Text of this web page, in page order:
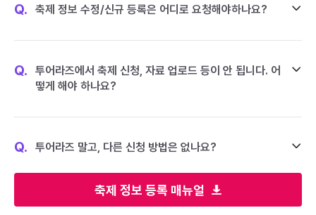
축제 정보 등록 매뉴얼
Q. 축제 정보 수정/신규 등록은 어디로 요청해야하나요?
Q.
투어라즈에서 축제 신청, 자료 업로드 등이 안 됩니다. 어
떻게 해야 하나요?
Q. 투어라즈 말고, 다른 신청 방법은 없나요?